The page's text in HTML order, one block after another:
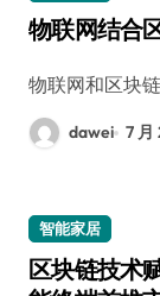
物联网结合
物联网和区
dawei 7 月
智能家居
区块链技术